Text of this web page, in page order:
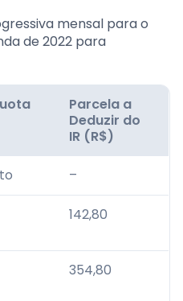
mensal para o
de 2022 para
Parcela a
Deduzir do
IR (R$)
–
142,80
354,80